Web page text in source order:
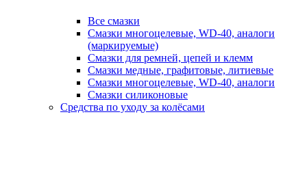
Все смазки
Смазки многоцелевые, WD-40, аналоги
(маркируемые)
Смазки для ремней, цепей и клемм
Смазки медные, графитовые, литиевые
Смазки многоцелевые, WD-40, аналоги
Смазки силиконовые
Средства по уходу за колёсами